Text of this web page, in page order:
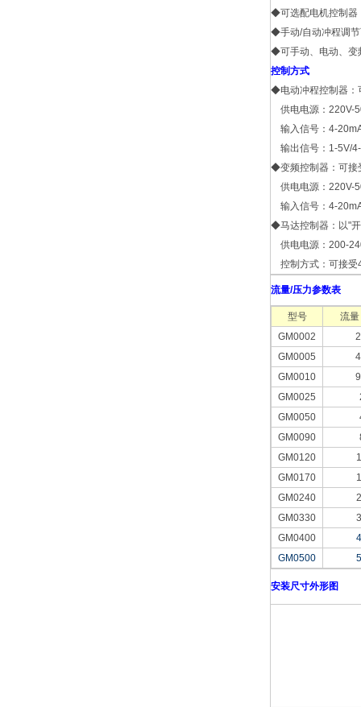
◆可选配电机控制器
◆手动/自动冲程调
◆可手动、电动、变
控制方式
◆电动冲程控制器：
供电电源：220V-
输入信号：4-
输出信号：1-5V/
◆变频控制器：可接
供电电源：220V-
输入信号：4-
◆马达控制器：以"
供电电源：200-
控制方式：可接受
流量/压力参数表
型号
流
GM0002
GM0005
GM0010
GM0025
GM0050
GM0090
GM0120
GM0170
GM0240
GM0330
GM0400
GM0500
安装尺寸外形图